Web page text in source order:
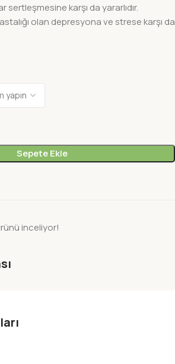
sertleşmesine karşı da yararlıdır.
olan depresyona ve strese karşı da
Sepete Ekle
inceliyor!